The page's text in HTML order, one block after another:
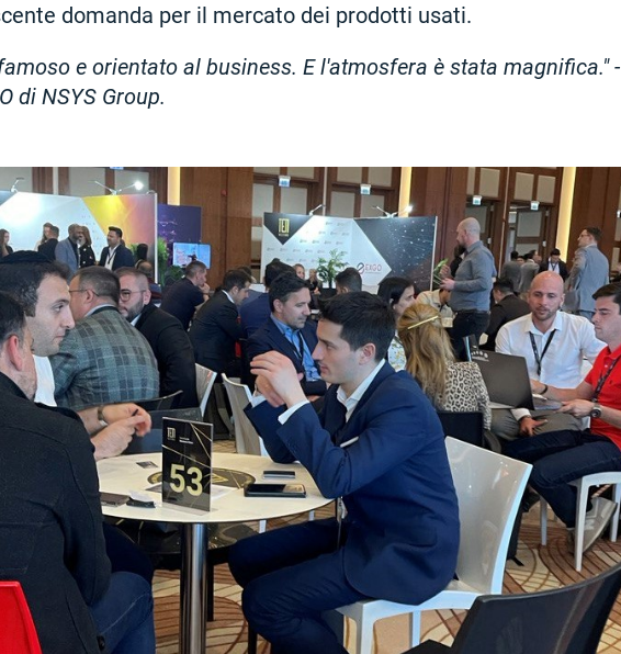
domanda per il mercato dei prodotti usati.
e orientato al business. E l'atmosfera è stata magnifica." -
di NSYS Group.